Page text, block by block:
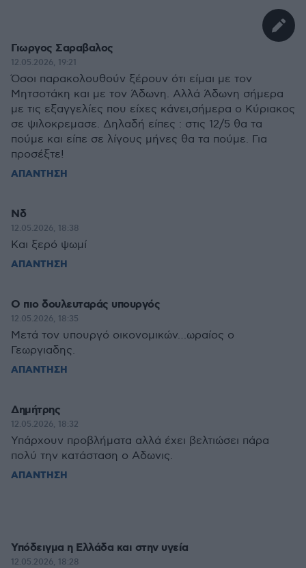
Γιωργος Σαραβαλος
12.05.2026, 19:21
Όσοι παρακολουθούν ξέρουν ότι είμαι με τον
Μητσοτάκη και με τον Άδωνη. Αλλά Άδωνη σήμερα
με τις εξαγγελίες που είχες κάνει,σήμερα ο Κύριακος
σε ψιλοκρεμασε. Δηλαδή είπες : στις 12/5 θα τα
πούμε και είπε σε λίγους μήνες θα τα πούμε. Για
προσέξτε!
ΑΠΑΝΤΗΣΗ
Νδ
12.05.2026, 18:38
Και ξερό ψωμί
ΑΠΑΝΤΗΣΗ
Ο πιο δουλευταράς υπουργός
12.05.2026, 18:35
Μετά τον υπουργό οικονομικών…ωραίος ο
Γεωργιαδης.
ΑΠΑΝΤΗΣΗ
Δημήτρης
12.05.2026, 18:32
Υπάρχουν προβλήματα αλλά έχει βελτιώσει πάρα
πολύ την κατάσταση ο Αδωνις.
ΑΠΑΝΤΗΣΗ
Υπόδειγμα η Ελλάδα και στην υγεία
12.05.2026, 18:28